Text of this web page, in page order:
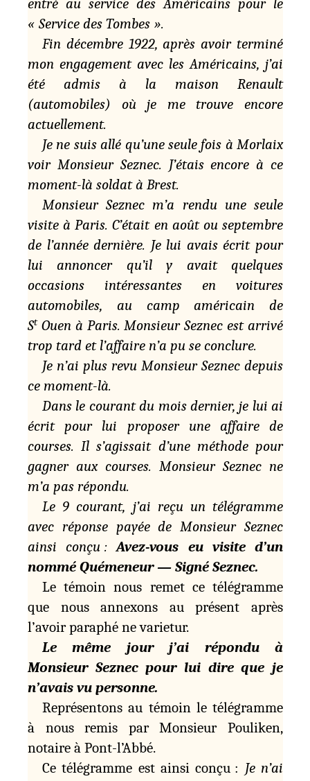
entré au service des Américains pour le
« Service des Tombes ».
Fin décembre 1922, après avoir terminé
mon engagement avec les Américains, j’ai
été admis à la maison Renault
(automobiles) où je me trouve encore
actuellement.
Je ne suis allé qu’une seule fois à Morlaix
voir Monsieur Seznec. J’étais encore à ce
moment-là soldat à Brest.
Monsieur Seznec m’a rendu une seule
visite à Paris. C’était en août ou septembre
de l’année dernière. Je lui avais écrit pour
lui annoncer qu’il y avait quelques
occasions intéressantes en voitures
automobiles, au camp américain de
St Ouen à Paris. Monsieur Seznec est arrivé
trop tard et l’affaire n’a pu se conclure.
Je n’ai plus revu Monsieur Seznec depuis
ce moment-là.
Dans le courant du mois dernier, je lui ai
écrit pour lui proposer une affaire de
courses. Il s’agissait d’une méthode pour
gagner aux courses. Monsieur Seznec ne
m’a pas répondu.
Le 9 courant, j’ai reçu un télégramme
avec réponse payée de Monsieur Seznec
ainsi conçu :Avez-vous eu visite d’un
nommé Quémeneur — Signé Seznec.
Le témoin nous remet ce télégramme
que nous annexons au présent après
l’avoir paraphé ne varietur.
Le même jour j’ai répondu à
Monsieur Seznec pour lui dire que je
n’avais vu personne.
Représentons au témoin le télégramme
à nous remis par Monsieur Pouliken,
notaire à Pont-l’Abbé.
Ce télégramme est ainsi conçu : Je n’ai